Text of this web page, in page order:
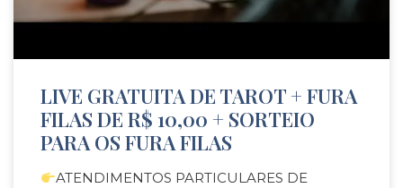
LIVE GRATUITA DE TAROT + FURA
FILAS DE R$ 10,00 + SORTEIO
PARA OS FURA FILAS
ATENDIMENTOS PARTICULARES DE